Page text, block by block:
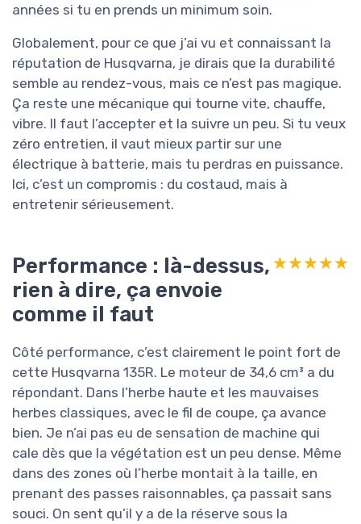
années si tu en prends un minimum soin.
Globalement, pour ce que j’ai vu et connaissant la
réputation de Husqvarna, je dirais que la durabilité
semble au rendez-vous, mais ce n’est pas magique.
Ça reste une mécanique qui tourne vite, chauffe,
vibre. Il faut l’accepter et la suivre un peu. Si tu veux
zéro entretien, il vaut mieux partir sur une
électrique à batterie, mais tu perdras en puissance.
Ici, c’est un compromis : du costaud, mais à
entretenir sérieusement.
Performance : là-dessus,
rien à dire, ça envoie
comme il faut
★★★★★
★★★★★
Côté performance, c’est clairement le point fort de
cette Husqvarna 135R. Le moteur de 34,6 cm³ a du
répondant. Dans l’herbe haute et les mauvaises
herbes classiques, avec le fil de coupe, ça avance
bien. Je n’ai pas eu de sensation de machine qui
cale dès que la végétation est un peu dense. Même
dans des zones où l’herbe montait à la taille, en
prenant des passes raisonnables, ça passait sans
souci. On sent qu’il y a de la réserve sous la